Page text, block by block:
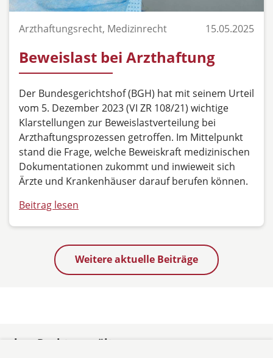
Arzthaftungsrecht, Medizinrecht 15.05.2025
Beweislast bei Arzthaftung
Der Bundesgerichtshof (BGH) hat mit seinem Urteil
vom 5. Dezember 2023 (VI ZR 108/21) wichtige
Klarstellungen zur Beweislastverteilung bei
Arzthaftungsprozessen getroffen. Im Mittelpunkt
stand die Frage, welche Beweiskraft medizinischen
Dokumentationen zukommt und inwieweit sich
Ärzte und Krankenhäuser darauf berufen können.
Beitrag lesen
Weitere aktuelle Beiträge
rbo - Rechtsanwälte